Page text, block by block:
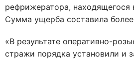
рефрижератора, находящегося
Сумма ущерба составила
«В результате оперативно-
стражи порядка установили и